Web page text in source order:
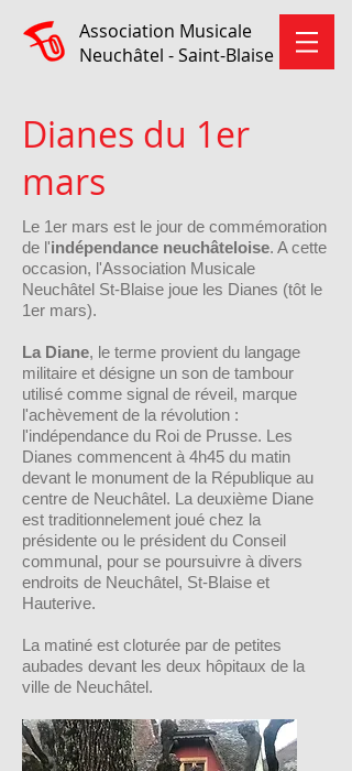
Association Musicale
Neuchâtel - Saint-Blaise
Dianes du 1er
mars
Le 1er mars est le jour de commémoration
de l'indépendance neuchâteloise. A cette
occasion, l'Association Musicale
Neuchâtel St-Blaise joue les Dianes (tôt le
1er mars).
La Diane, le terme provient du langage
militaire et désigne un son de tambour
utilisé comme signal de réveil, marque
l'achèvement de la révolution :
l'indépendance du Roi de Prusse. Les
Dianes commencent à 4h45 du matin
devant le monument de la République au
centre de Neuchâtel. La deuxième Diane
est traditionnelement joué chez la
présidente ou le président du Conseil
communal, pour se poursuivre à divers
endroits de Neuchâtel, St-Blaise et
Hauterive.
La matiné est cloturée par de petites
aubades devant les deux hôpitaux de la
ville de Neuchâtel.